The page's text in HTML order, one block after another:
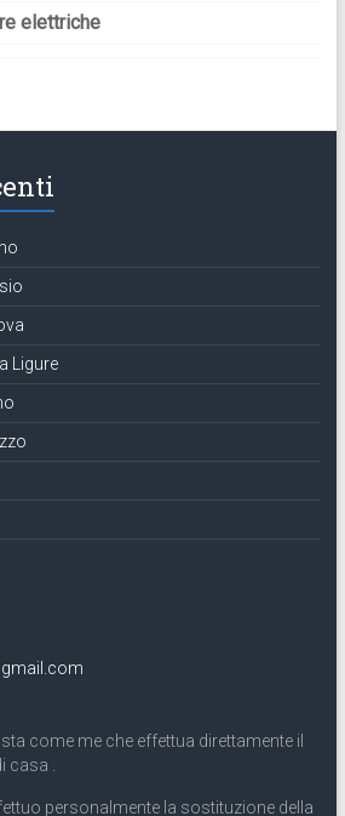
elettriche
Ligure
come me che effettua direttamente il
casa .
personalmente la sostituzione della